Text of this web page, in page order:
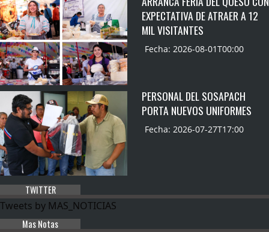
EXPECTATIVA DE ATRAER A 12
MIL VISITANTES
Fecha: 2026-08-01T00:00
PERSONAL DEL SOSAPACH
PORTA NUEVOS UNIFORMES
Fecha: 2026-07-27T17:00
TWITTER
Tweets by MAS_NOTICIAS
Mas Notas